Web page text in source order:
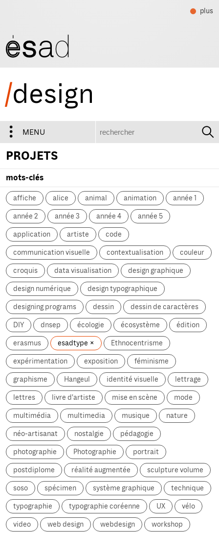
plus
/design
MENU
PROJETS
mots-clés
affiche alice animal animation année 1
année 2 année 3 année 4 année 5
application artiste code
communication visuelle contextualisation couleur
croquis data visualisation design graphique
design numérique design typographique
designing programs dessin dessin de caractères
DIY dnsep écologie écosystème édition
erasmus esadtype Ethnocentrisme
expérimentation exposition féminisme
graphisme Hangeul identité visuelle lettrage
lettres livre d'artiste mise en scène mode
multimédia multimedia musique nature
néo-artisanat nostalgie pédagogie
photographie Photographie portrait
postdiplome réalité augmentée sculpture volume
soso spécimen système graphique technique
typographie typographie coréenne UX vélo
video web design webdesign workshop